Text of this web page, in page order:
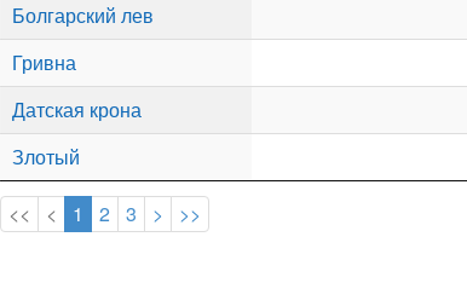
Болгарский лев
Гривна
Датская крона
Злотый
<< < 1 2 3 > >>